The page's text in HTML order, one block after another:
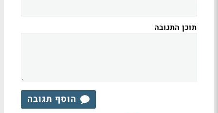
תוכן התגובה
הוסף תגובה